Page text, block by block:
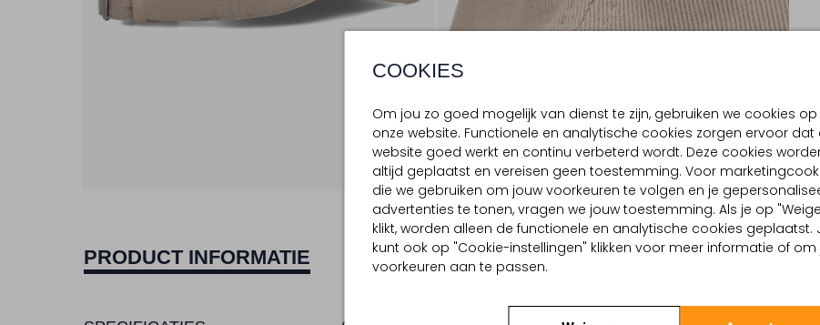
COOKIES
Om jou zo goed mogelijk van dienst te zijn, gebruiken we cookies op
onze website. Functionele en analytische cookies zorgen ervoor dat
website goed werkt en continu verbeterd wordt. Deze cookies
altijd geplaatst en vereisen geen toestemming. Voor
die we gebruiken om jouw voorkeuren te volgen en je
advertenties te tonen, vragen we jouw toestemming. Als je op
klikt, worden alleen de functionele en analytische cookies geplaatst.
kunt ook op "Cookie-instellingen" klikken voor meer informatie of om
voorkeuren aan te passen.
PRODUCT INFORMATIE BEZORGEN & RETOURNEREN